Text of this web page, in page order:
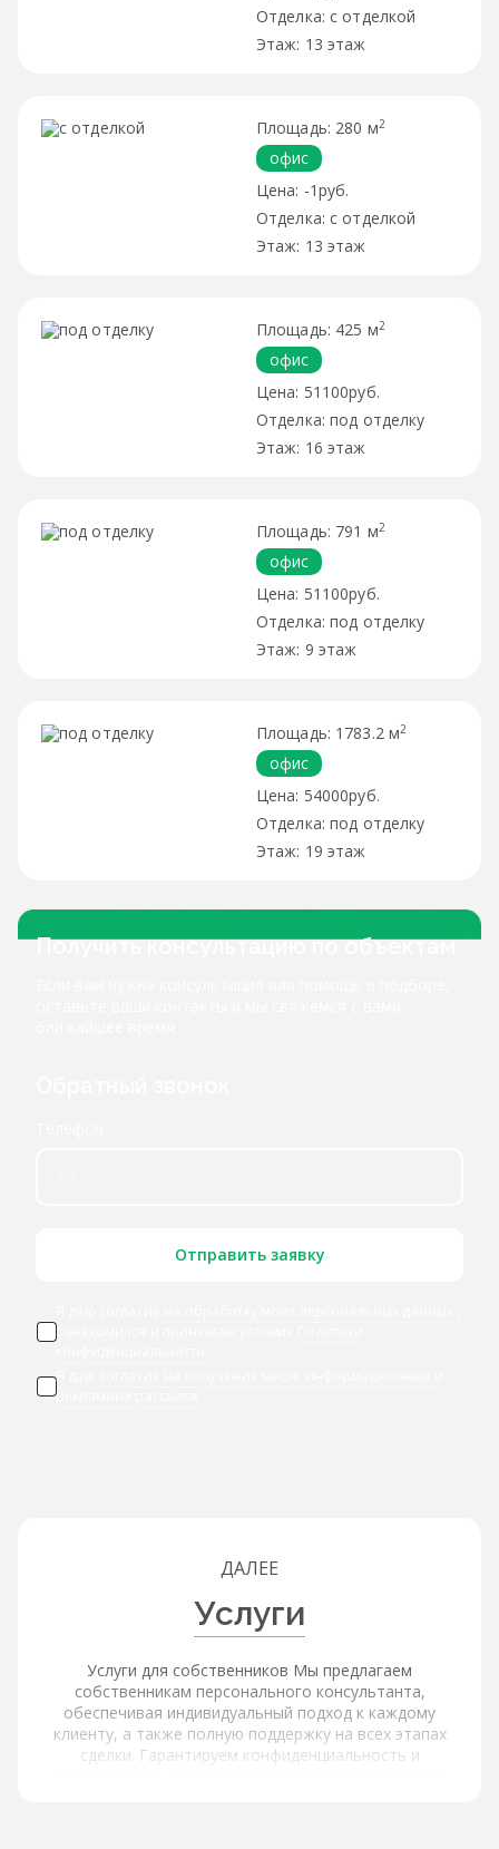
с отделкой
13 этаж
280 м2
офис
-1руб.
с отделкой
13 этаж
425 м2
офис
51100руб.
под отделку
16 этаж
791 м2
офис
51100руб.
под отделку
9 этаж
1783.2 м2
офис
54000руб.
под отделку
19 этаж
Получить консультацию по объектам
Отправить заявку
ознакомился и принимаю условия
Я даю
рекламных рассылок
ДАЛЕЕ
Услуги
Услуги для собственников Мы предлагаем
собственникам персонального консультанта,
обеспечивая индивидуальный подход к каждому
клиенту, а также полную поддержку на всех этапах
сделки. Гарантируем конфиденциальность и